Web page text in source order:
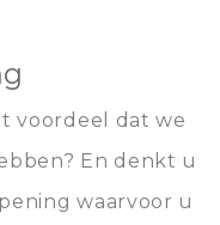
voordeel dat we
En denkt u
waarvoor u